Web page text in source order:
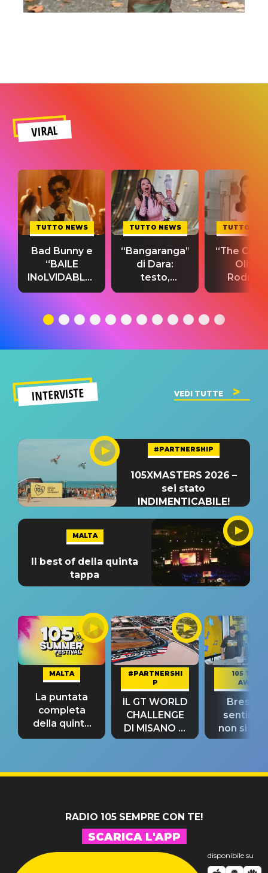
VIRAL
TUTTO NEWS
Bad Bunny e
“BAILE
INoLVIDABLE”:
testo,
significato
TUTTO NEWS
“Bangaranga”
di Dara:
testo,
traduzione e
del singolo
TUTTO
“The
Olivia
testo,
INTERVISTE VEDI TUTTE
#PARTNERSHIP
105XMASTERS 2026 –
sei stato
INDIMENTICABILE!
MALTA
Il best of della quinta
tappa
MALTA
La puntata
completa
della quinta
tappa
#PARTNERSHI
P
IL GT WORLD
CHALLENGE
DI MISANO si
riconferma
105 TAKE
AWAY
Bresh:
non si
fino alla
RADIO 105 SEMPRE CON TE!
SCARICA L'APP
disponibile su